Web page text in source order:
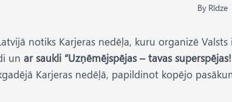
By Rīdze
notiks Karjeras nedēļa, kuru organizē
un ar saukli “Uzņēmējspējas – tavas
Karjeras nedēļā, papildinot kopējo